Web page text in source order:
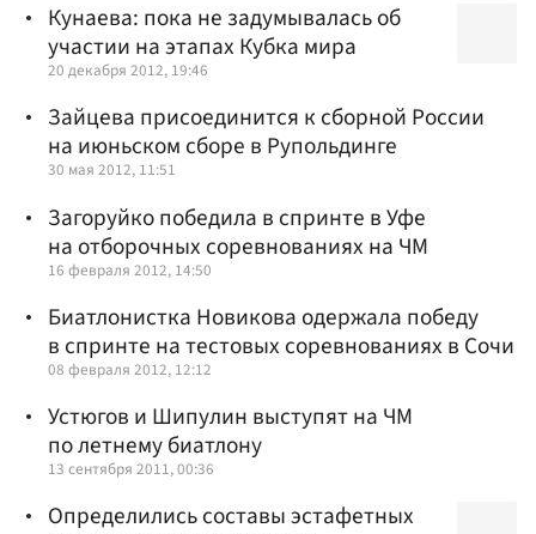
Кунаева: пока не задумывалась об
участии на этапах Кубка мира
20 декабря 2012, 19:46
Зайцева присоединится к сборной России
на июньском сборе в Рупольдинге
30 мая 2012, 11:51
Загоруйко победила в спринте в Уфе
на отборочных соревнованиях на ЧМ
16 февраля 2012, 14:50
Биатлонистка Новикова одержала победу
в спринте на тестовых соревнованиях в Сочи
08 февраля 2012, 12:12
Устюгов и Шипулин выступят на ЧМ
по летнему биатлону
13 сентября 2011, 00:36
Определились составы эстафетных